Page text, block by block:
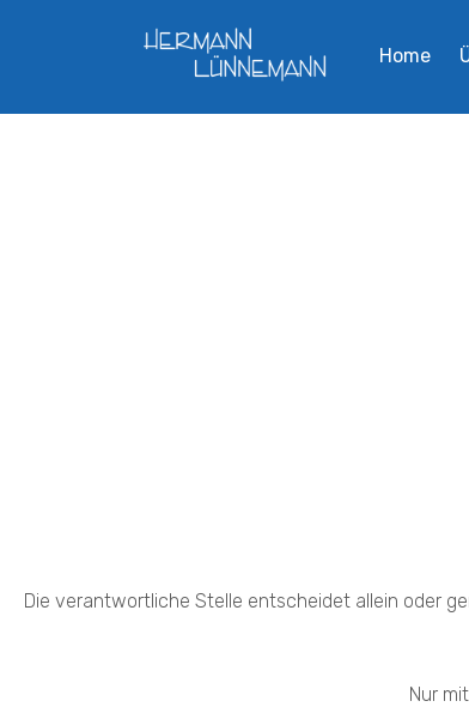
Home
Die verantwortliche Stelle entscheidet allein oder
Nur